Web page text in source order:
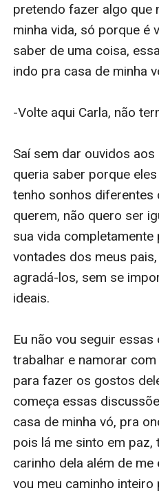
pretendo fazer algo que
minha vida, só porque é
saber de uma coisa,
indo pra casa de minha
-Volte aqui Carla, não
Saí sem dar ouvidos
queria saber porque
tenho sonhos diferentes
querem, não quero ser
sua vida completamente
vontades dos meus
agradá-los, sem se
ideais.
Eu não vou seguir
trabalhar e namorar
para fazer os gostos
começa essas
casa de minha vó, pra
pois lá me sinto em
carinho dela além de
vou meu caminho inteiro